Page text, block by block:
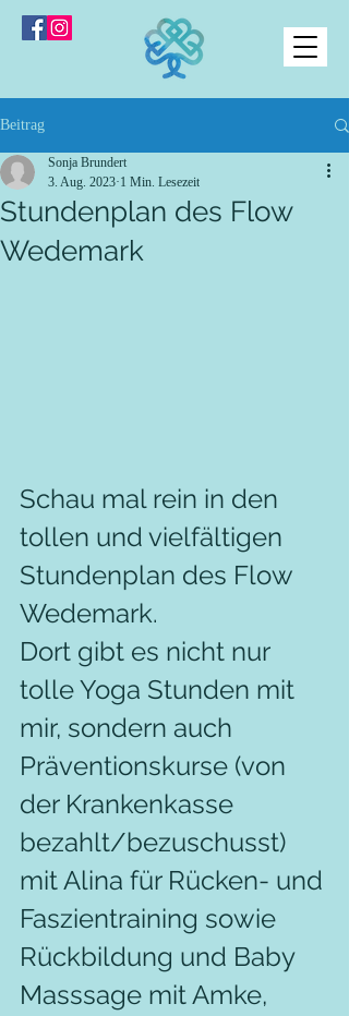
Beitrag
Stundenplan des Flow
Wedemark
Sonja Brundert
3. Aug. 2023 1 Min. Lesezeit
Schau mal rein in den
tollen und vielfältigen
Stundenplan des Flow
Wedemark.
Dort gibt es nicht nur
tolle Yoga Stunden mit
mir, sondern auch
Präventionskurse (von
der Krankenkasse
bezahlt/bezuschusst)
mit Alina für Rücken- und
Faszientraining sowie
Rückbildung und Baby
Masssage mit Amke,